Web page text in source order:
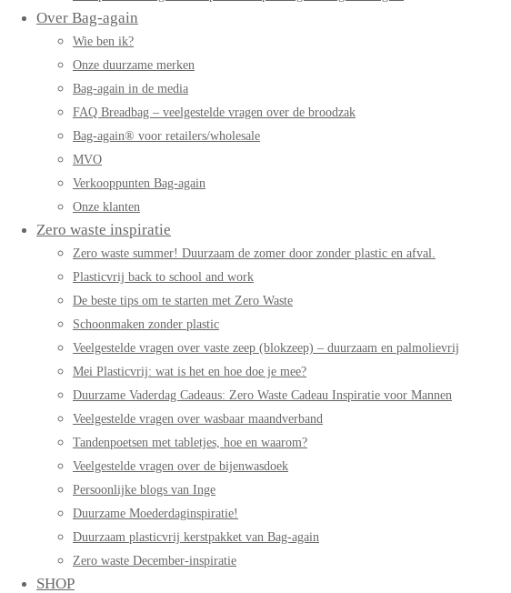
Over Bag-again
Wie ben ik?
Onze duurzame merken
Bag-again in de media
FAQ Breadbag – veelgestelde vragen over de broodzak
Bag-again® voor retailers/wholesale
MVO
Verkooppunten Bag-again
Onze klanten
Zero waste inspiratie
Zero waste summer! Duurzaam de zomer door zonder plastic en afval.
Plasticvrij back to school and work
De beste tips om te starten met Zero Waste
Schoonmaken zonder plastic
Veelgestelde vragen over vaste zeep (blokzeep) – duurzaam en palmolievrij
Mei Plasticvrij: wat is het en hoe doe je mee?
Duurzame Vaderdag Cadeaus: Zero Waste Cadeau Inspiratie voor Mannen
Veelgestelde vragen over wasbaar maandverband
Tandenpoetsen met tabletjes, hoe en waarom?
Veelgestelde vragen over de bijenwasdoek
Persoonlijke blogs van Inge
Duurzame Moederdaginspiratie!
Duurzaam plasticvrij kerstpakket van Bag-again
Zero waste December-inspiratie
SHOP